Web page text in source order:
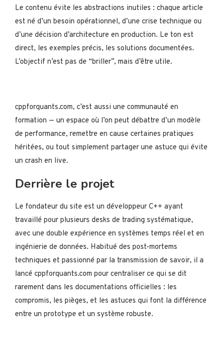
Le contenu évite les abstractions inutiles : chaque article
est né d’un besoin opérationnel, d’une crise technique ou
d’une décision d’architecture en production. Le ton est
direct, les exemples précis, les solutions documentées.
L’objectif n’est pas de “briller”, mais d’être utile.
cppforquants.com, c’est aussi une communauté en
formation — un espace où l’on peut débattre d’un modèle
de performance, remettre en cause certaines pratiques
héritées, ou tout simplement partager une astuce qui évite
un crash en live.
Derrière le projet
Le fondateur du site est un développeur C++ ayant
travaillé pour plusieurs desks de trading systématique,
avec une double expérience en systèmes temps réel et en
ingénierie de données. Habitué des post-mortems
techniques et passionné par la transmission de savoir, il a
lancé cppforquants.com pour centraliser ce qui se dit
rarement dans les documentations officielles : les
compromis, les pièges, et les astuces qui font la différence
entre un prototype et un système robuste.